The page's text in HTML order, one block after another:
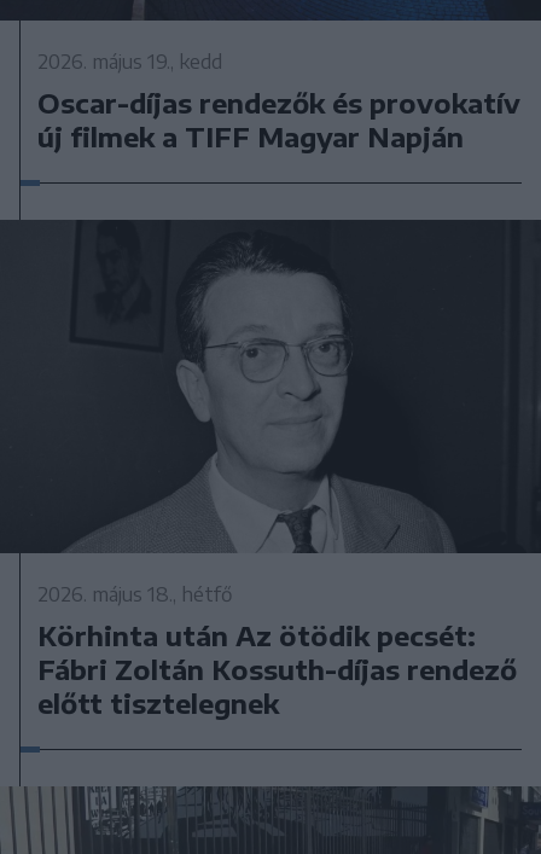
2026. május 19., kedd
Oscar-díjas rendezők és provokatív
új filmek a TIFF Magyar Napján
2026. május 18., hétfő
Körhinta után Az ötödik pecsét:
Fábri Zoltán Kossuth-díjas rendező
előtt tisztelegnek